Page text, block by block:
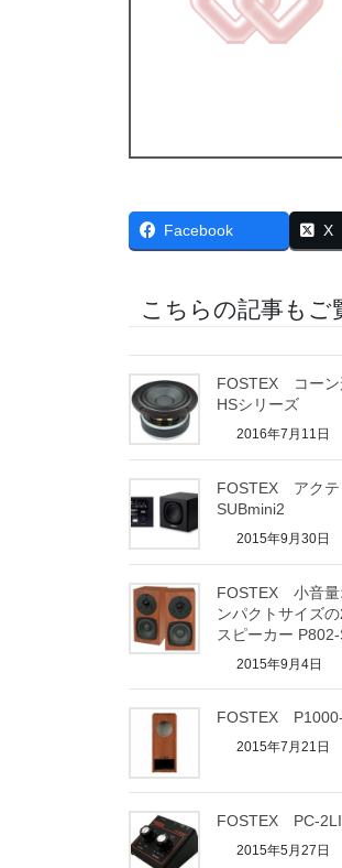
Facebook X
こちらの記事もご
FOSTEX コーン
HSシリーズ
2016年7月11日
FOSTEX アクテ
SUBmini2
2015年9月30日
FOSTEX 小音量
ンパクトサイズ
スピーカー
2015年9月4日
FOSTEX
2015年7月21日
FOSTEX PC-
2015年5月27日